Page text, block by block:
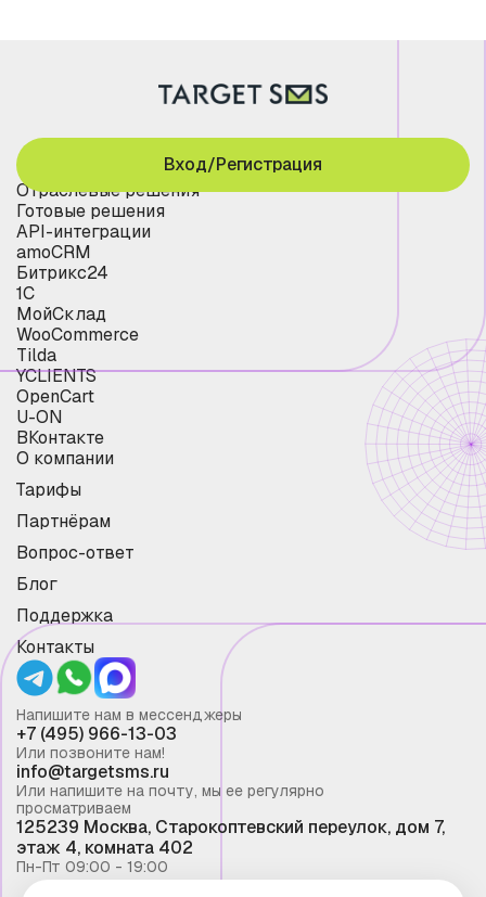
Отраслевые решения
Готовые решения
API-интеграции
amoCRM
Битрикс24
1С
МойСклад
WooCommerce
Tilda
YCLIENTS
OpenCart
U-ON
ВКонтакте
О компании
Тарифы
Партнёрам
Вопрос-ответ
Блог
Поддержка
Контакты
Вход/Регистрация
Напишите нам в мессенджеры
+7 (495) 966-13-03
Или позвоните нам!
info@targetsms.ru
Или напишите на почту, мы ее регулярно
просматриваем
125239 Москва, Старокоптевский переулок, дом 7,
этаж 4, комната 402
Пн-Пт 09:00 - 19:00